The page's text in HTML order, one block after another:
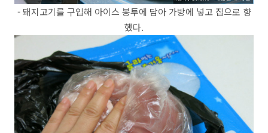
- 돼지고기를 구입해 아이스 봉투에 담아 가방에 넣고 집으로 향
했다.